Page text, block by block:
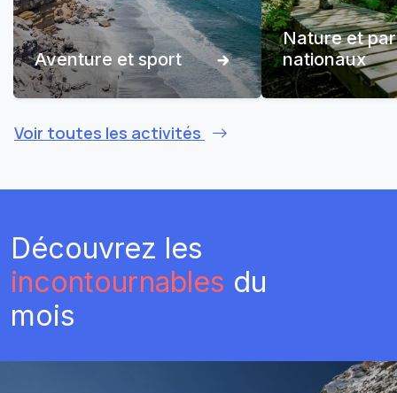
Aventure et sport
Nature et
nationaux
Voir toutes les activités
Découvrez les
incontournables du
mois